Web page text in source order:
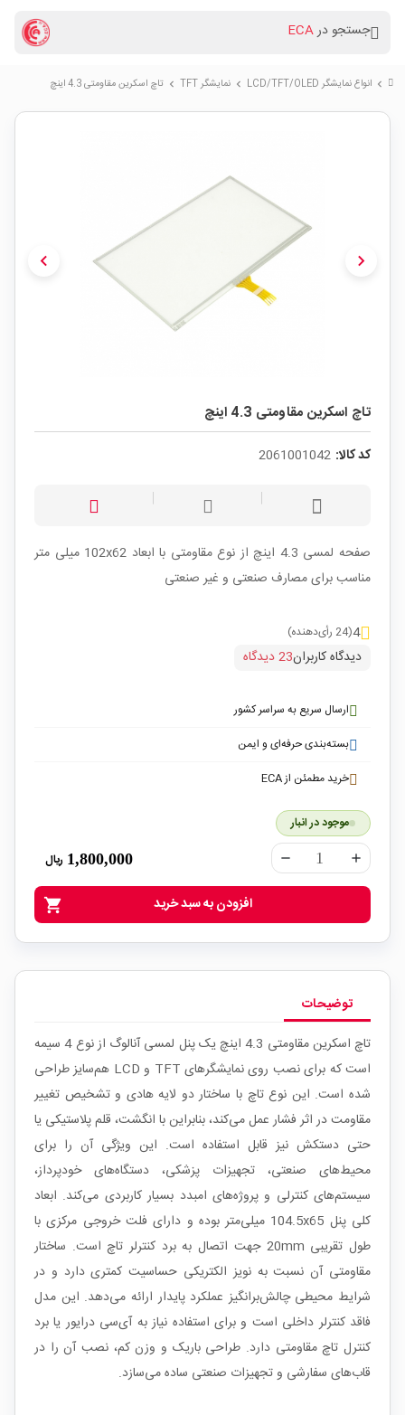
جستجو درECA
chevron_right انواع نمایشگر LCD/TFT/OLED chevron_right نمایشگر TFT chevron_right تاچ اسکرین مقاومتی 4.3 اینچ
chevron_left chevron_right
تاچ اسکرین مقاومتی 4.3 اینچ
کد کالا: 2061001042
صفحه لمسی 4.3 اینچ از نوع مقاومتی با ابعاد 102x62 میلی متر
مناسب برای مصارف صنعتی و غیر صنعتی
4(24 رأی‌دهنده)
دیدگاه کاربران23 دیدگاه
ارسال سریع به سراسر کشور
بسته‌بندی حرفه‌ای و ایمن
خرید مطمئن از ECA
موجود در انبار
remove add
1,800,000 ریال
shopping_cart افزودن به سبد خرید
توضیحات
تاچ اسکرین مقاومتی 4.3 اینچ یک پنل لمسی آنالوگ از نوع 4 سیمه
است که برای نصب روی نمایشگرهای TFT و LCD هم‌سایز طراحی
شده است. این نوع تاچ با ساختار دو لایه هادی و تشخیص تغییر
مقاومت در اثر فشار عمل می‌کند، بنابراین با انگشت، قلم پلاستیکی یا
حتی دستکش نیز قابل استفاده است. این ویژگی آن را برای
محیط‌های صنعتی، تجهیزات پزشکی، دستگاه‌های خودپرداز،
سیستم‌های کنترلی و پروژه‌های امبدد بسیار کاربردی می‌کند. ابعاد
کلی پنل 104.5x65 میلی‌متر بوده و دارای فلت خروجی مرکزی با
طول تقریبی 20mm جهت اتصال به برد کنترلر تاچ است. ساختار
مقاومتی آن نسبت به نویز الکتریکی حساسیت کمتری دارد و در
شرایط محیطی چالش‌برانگیز عملکرد پایدار ارائه می‌دهد. این مدل
فاقد کنترلر داخلی است و برای استفاده نیاز به آی‌سی درایور یا برد
کنترل تاچ مقاومتی دارد. طراحی باریک و وزن کم، نصب آن را در
قاب‌های سفارشی و تجهیزات صنعتی ساده می‌سازد.